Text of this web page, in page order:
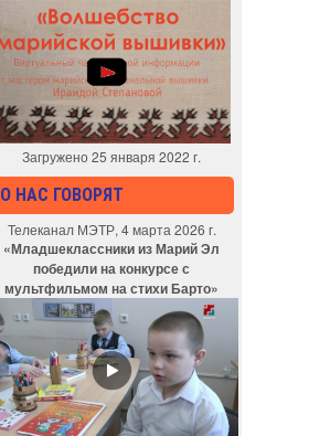
Загружено 25 января 2022 г.
О НАС ГОВОРЯТ
Телеканал МЭТР, 4 марта 2026 г.
«Младшеклассники из Марий Эл
победили на конкурсе с
мультфильмом на стихи Барто»